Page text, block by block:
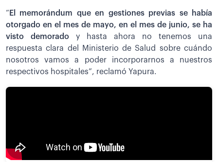
“ El memorándum que en gestiones previas se había
otorgado en el mes de mayo, en el mes de junio, se ha
visto demorado y hasta ahora no tenemos una
respuesta clara del Ministerio de Salud sobre cuándo
nosotros vamos a poder incorporarnos a nuestros
respectivos hospitales”, reclamó Yapura.